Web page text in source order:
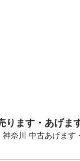
ります・あげま
奈川 中古あげま